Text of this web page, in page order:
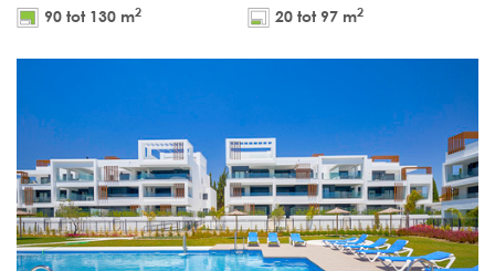
90 tot 130 m2 20 tot 97 m2